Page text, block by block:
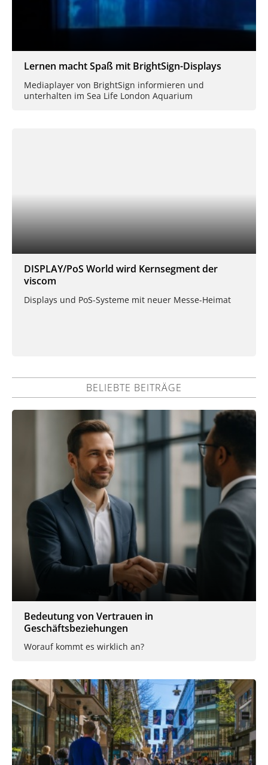
Lernen macht Spaß mit BrightSign-Displays
Mediaplayer von BrightSign informieren und
unterhalten im Sea Life London Aquarium
DISPLAY/PoS World wird Kernsegment der
viscom
Displays und PoS-Systeme mit neuer Messe-Heimat
BELIEBTE BEITRÄGE
Bedeutung von Vertrauen in
Geschäftsbeziehungen
Worauf kommt es wirklich an?